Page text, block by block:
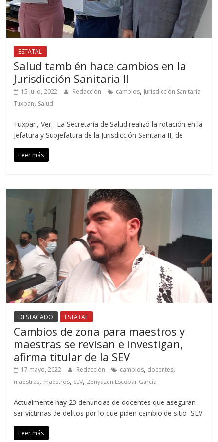
ESTATAL
Salud también hace cambios en la
Jurisdicción Sanitaria II
15 julio, 2022 Redacción cambios, Jurisdicción Sanitaria
Tuxpan, Salud
Tuxpan, Ver.- La Secretaría de Salud realizó la rotación en la
Jefatura y Subjefatura de la Jurisdicción Sanitaria II, de
Leer más
DESTACADO ESTATAL
Cambios de zona para maestros y
maestras se revisan e investigan,
afirma titular de la SEV
17 mayo, 2022 Redacción cambios, docentes,
maestras, maestros, SEV, Zenyazen Escobar García
Actualmente hay 23 denuncias de docentes que aseguran
ser víctimas de delitos por lo que piden cambio de sitio SEV
Leer más